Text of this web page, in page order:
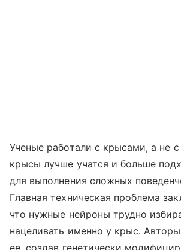
Ученые работали с крысами, а не
крысы лучше учатся и больше
для выполнения сложных
Главная техническая проблема
что нужные нейроны трудно
нацеливать именно у крыс.
ее, создав генетически